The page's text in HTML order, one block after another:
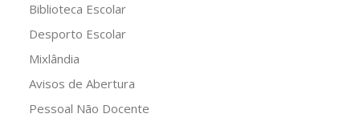
Biblioteca Escolar
Desporto Escolar
Mixlândia
Avisos de Abertura
Pessoal Não Docente